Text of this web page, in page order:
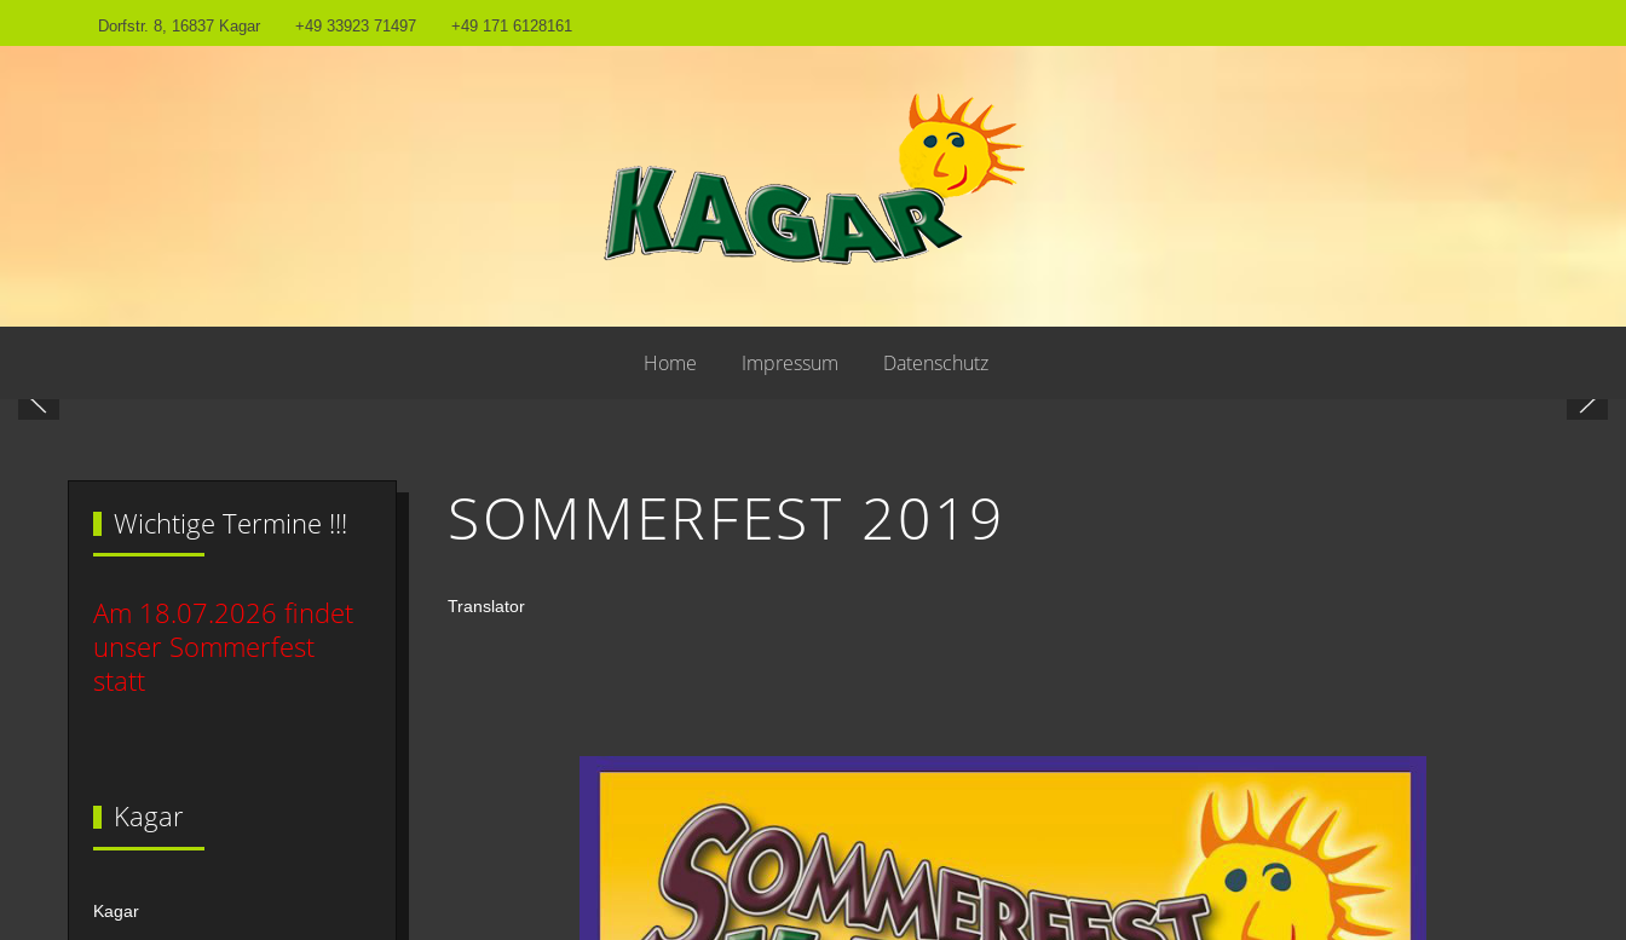
Dorfstr. 8, 16837 Kagar +49 33923 71497 +49 171 6128161
Home Impressum Datenschutz
Wichtige Termine !!!
Am 18.07.2026 findet
unser Sommerfest
statt
Kagar
Kagar
SOMMERFEST 2019
Translator